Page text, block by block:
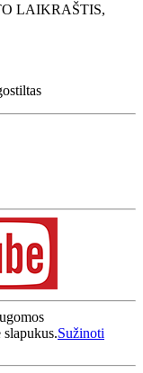
LAIKRAŠTIS,
Sužinoti